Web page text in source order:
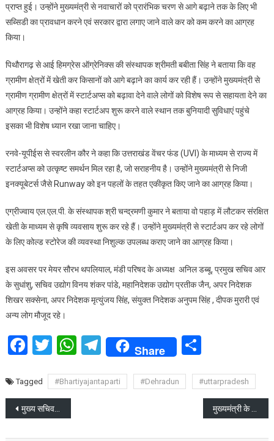
प्राप्त हुई। उन्होंने मुख्यमंत्री से नवाचारों को प्रारंभिक चरण से आगे बढ़ाने तक के लिए भी
सब्सिडी का प्रावधान करने एवं सरकार द्वारा लगाए जाने वाले कर को कम करने का आग्रह
किया।
पिथौरागढ़ से आई हिमग्रेस ऑग्रेनिक्स की संस्थापक श्रीमती बबीता सिंह ने बताया कि वह
ग्रामीण क्षेत्रों में खेती कर किसानों को आगे बढ़ाने का कार्य कर रही हैं। उन्होंने मुख्यमंत्री से
ग्रामीण ग्रामीण क्षेत्रों में स्टार्टअप्स को बढ़ावा देने वाले लोगों को विशेष रूप से सहायता देने का
आग्रह किया। उन्होंने कहा स्टार्टअप शुरू करने वाले स्थान तक बुनियादी सुविधाएं पहुंचे
इसका भी विशेष ध्यान रखा जाना चाहिए।
रनवे-यूपीईस से स्वरलीन कौर ने कहा कि उत्तराखंड वेंचर फंड (UVI) के माध्यम से राज्य में
स्टार्टअप्स को उत्कृष्ट समर्थन मिल रहा है, जो सराहनीय है। उन्होंने मुख्यमंत्री से निजी
इनक्यूबेटर्स जैसे Runway को इन पहलों के तहत एकीकृत किए जाने का आग्रह किया।
एग्रीज्वाय एल.एल.पी. के संस्थापक श्री चन्द्रमणी कुमार ने बताया वो पहाड़ में लौटकर संरक्षित
खेती के माध्यम से कृषि व्यवसाय शुरू कर रहे हैं। उन्होंने मुख्यमंत्री से स्टार्टअप कर रहे लोगों
के लिए कोल्ड स्टोरेज की व्यवस्था निशुल्क उपलब्ध कराए जाने का आग्रह किया।
इस अवसर पर मेयर सौरभ थपलियाल, मंडी परिषद के अध्यक्ष अनिल डब्बू, प्रमुख सचिव आर
के सुधांशु, सचिव उद्योग विनय शंकर पांडे, महानिदेशक उद्योग प्रतीक जैन, अपर निदेशक
शिखर सक्सेना, अपर निदेशक मृत्युंजय सिंह, संयुक्त निदेशक अनुपम सिंह , दीपक मुरारी एवं
अन्य लोग मौजूद रहे।
Facebook
Twitter
WhatsApp
Telegram
Share Share
Tagged #Bhartiyajantaparti #Dehradun #uttarpradesh
Post
navigation
मुख्य सचिव आनन्द बर्द्धन ने राज्य की सड़कों व राजमार्ग परियोजनाओं की समीक्षा की मुख्यमंत्री के निर्देश: चारधाम यात्रा और धार्मिक स्थलों की सुरक्षा चाक-चौबंद, फेक न्यूज पर होगी सख्त कार्रवाई